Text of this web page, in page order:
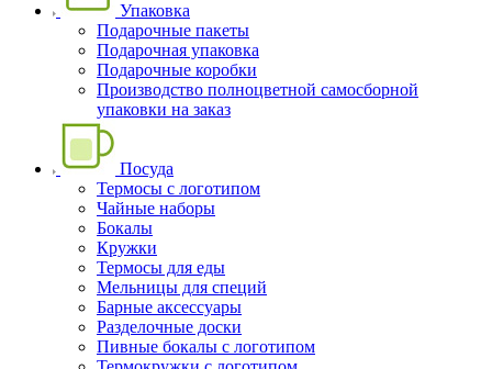
Упаковка
Подарочные пакеты
Подарочная упаковка
Подарочные коробки
Производство полноцветной самосборной
упаковки на заказ
Посуда
Термосы с логотипом
Чайные наборы
Бокалы
Кружки
Термосы для еды
Мельницы для специй
Барные аксессуары
Разделочные доски
Пивные бокалы с логотипом